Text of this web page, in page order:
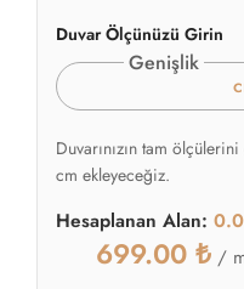
Duvar Ölçünüzü Girin
Genişlik
Duvarınızın tam
cm ekleyeceğiz.
Hesaplanan Alan:
699.00 ₺ /